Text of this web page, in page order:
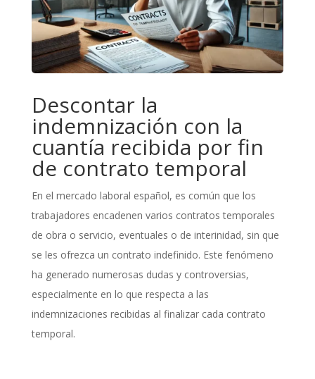
Descontar la
indemnización con la
cuantía recibida por fin
de contrato temporal
En el mercado laboral español, es común que los
trabajadores encadenen varios contratos temporales
de obra o servicio, eventuales o de interinidad, sin que
se les ofrezca un contrato indefinido. Este fenómeno
ha generado numerosas dudas y controversias,
especialmente en lo que respecta a las
indemnizaciones recibidas al finalizar cada contrato
temporal.